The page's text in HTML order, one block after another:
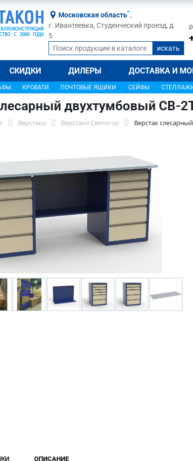
Московская область ,
г. Ивантеевка, Студенческий проезд, д.
5
СКИДКИ ДИЛЕРЫ ДОСТАВКА И
КРОВАТИ ПОЧТОВЫЕ ЯЩИКИ СЕЙФЫ
двухтумбовый СВ-
Верстаки Верстаки Святогор Верстак
ОПИСАНИЕ